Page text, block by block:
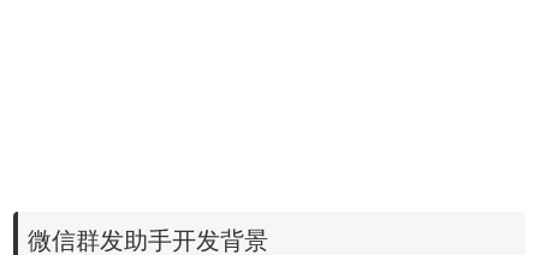
微信群发助手开发背景